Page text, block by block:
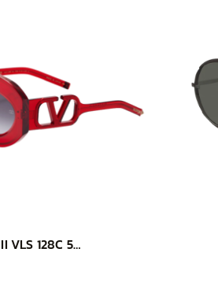
V SOUL II VLS 128C 56 RGE GLD